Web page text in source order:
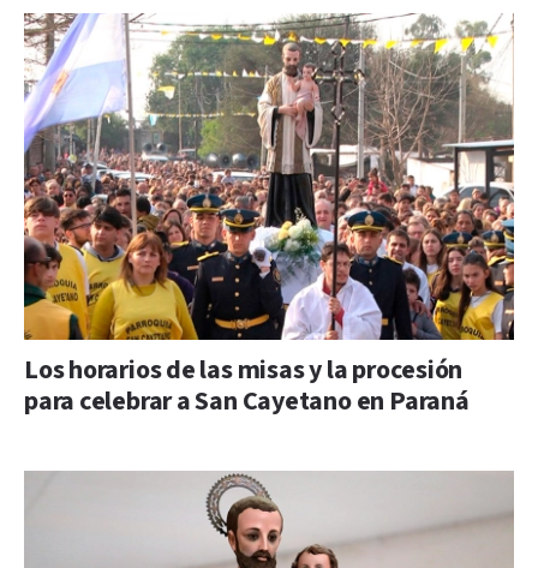
Los horarios de las misas y la procesión
para celebrar a San Cayetano en Paraná